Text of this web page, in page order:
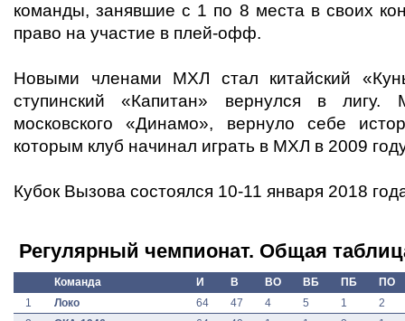
команды, занявшие с 1 по 8 места в своих
право на участие в плей-офф.
Новыми членами МХЛ стал китайский
ступинский «Капитан» вернулся в лигу.
московского «Динамо», вернуло себе
которым клуб начинал играть в МХЛ в 2009
Кубок Вызова состоялся 10-11 января 2018
Регулярный чемпионат. Общая
Команда И В ВО ВБ ПБ
ПО
1
Локо 64 47 4 5 1
2